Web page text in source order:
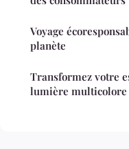
Voyage
planète
Transformez votre
lumière multicolore